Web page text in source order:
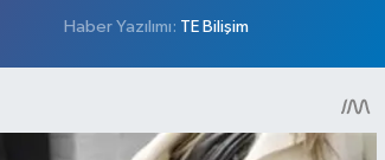
Haber Yazılımı: TE Bilişim